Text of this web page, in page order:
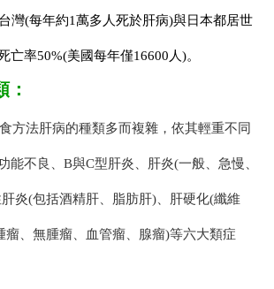
灣(每年約1萬多人死於肝病)與日本都居世
亡率50%(美國每年僅16600人)。
：
法肝病的種類多而複雜，依其輕重不同
能不良、B與C型肝炎、肝炎(一般、急慢、
炎(包括酒精肝、脂肪肝)、肝硬化(纖維
瘤、無腫瘤、血管瘤、腺瘤)等六大類症